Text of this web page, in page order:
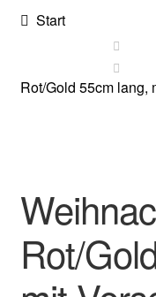
Kontakt & Beratung
Produktkatalog
Start
Rot/Gold 55cm lang,
Rot/